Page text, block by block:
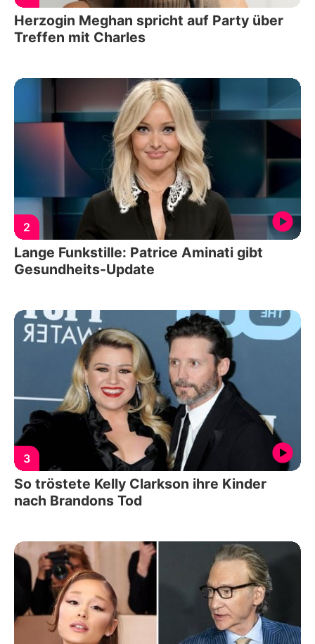
Herzogin Meghan spricht auf Party über
Treffen mit Charles
2
Lange Funkstille: Patrice Aminati gibt
Gesundheits-Update
3
So tröstete Kelly Clarkson ihre Kinder
nach Brandons Tod